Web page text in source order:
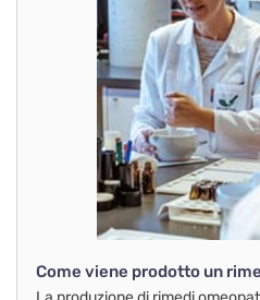
Come viene prodotto un